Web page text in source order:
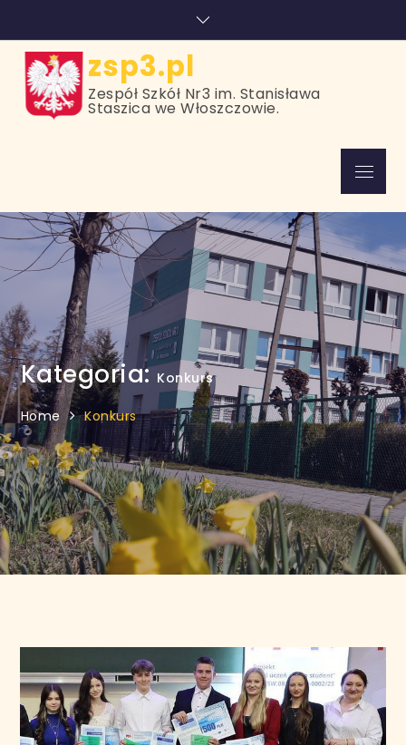
content
zsp3.pl
Zespół Szkół Nr3 im. Stanisława
Staszica we Włoszczowie.
Menu
Kategoria:Konkurs
Home Konkurs